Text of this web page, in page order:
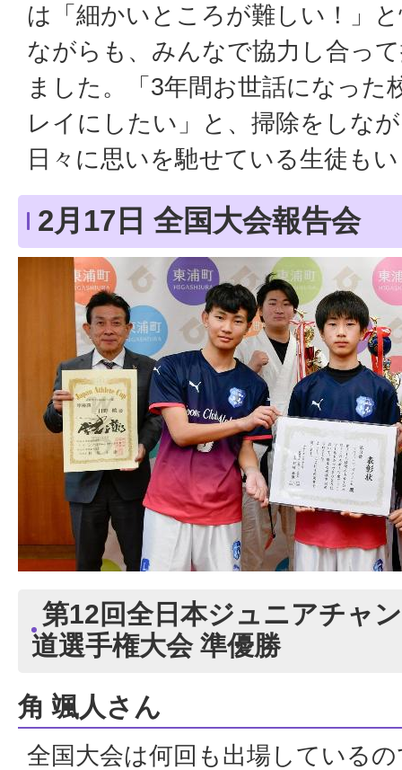
は「細かいところが難しい！」
ながらも、みんなで協力し合っ
ました。「3年間お世話になった
レイにしたい」と、掃除をしな
日々に思いを馳せている生徒も
2月17日 全国大会報告会
第12回全日本ジュニアチャ
道選手権大会 準優勝
角 颯人さん
全国大会は何回も出場している